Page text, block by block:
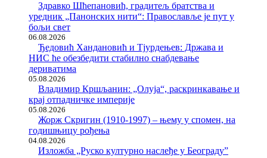
Здравко Шћепановић, градитељ братства и
уредник „Панонских нити“: Православље је пут у
бољи свет
06.08.2026
Ђедовић Хандановић и Тјурдењев: Држава и
НИС ће обезбедити стабилно снабдевање
дериватима
05.08.2026
Владимир Кршљанин: „Олуја“, раскринкавање и
крај отпадничке империје
05.08.2026
Жорж Скригин (1910-1997) – њему у спомен, на
годишњицу рођења
04.08.2026
Изложба „Руско културно наслеђе у Београду”